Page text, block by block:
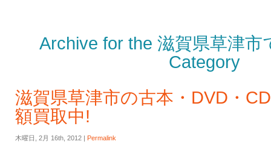
Archive for the 滋賀県草津市
Category
滋賀県草津市の古本・DVD・
額買取中!
木曜日, 2月 16th, 2012 | Permalink